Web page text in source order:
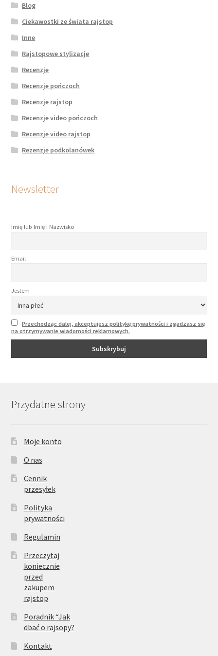
Blog
Ciekawostki ze świata rajstop
Inne
Rajstopowe stylizacje
Recenzje
Recenzje pończoch
Recenzje rajstop
Recenzje video pończoch
Recenzje video rajstop
Rezenzje podkolanówek
Newsletter
Imię lub Imię i Nazwisko
Email
Jestem
Przechodząc dalej, akceptujesz politykę prywatności i zgadzasz się
na otrzymywanie wiadomości reklamowych.
Przydatne strony
Moje konto
O nas
Cennik
przesyłek
Polityka
prywatności
Regulamin
Przeczytaj
koniecznie
przed
zakupem
rajstop
Poradnik “Jak
dbać o rajsopy?
Kontakt